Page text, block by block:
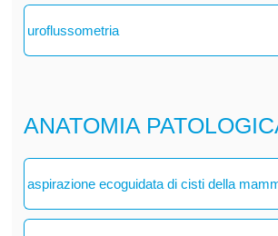
uroflussometria
ANATOMIA
aspirazione ecoguidata di cisti della